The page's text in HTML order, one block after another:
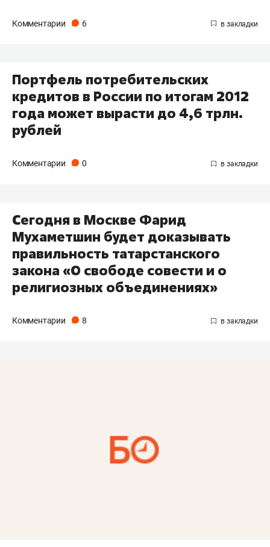
Комментарии 6
Портфель потребительских
кредитов в России по итогам 2012
года может вырасти до 4,6 трлн.
рублей
Комментарии 0
Сегодня в Москве Фарид
Мухаметшин будет доказывать
правильность татарстанского
закона «О свободе совести и о
религиозных объединениях»
Комментарии 8